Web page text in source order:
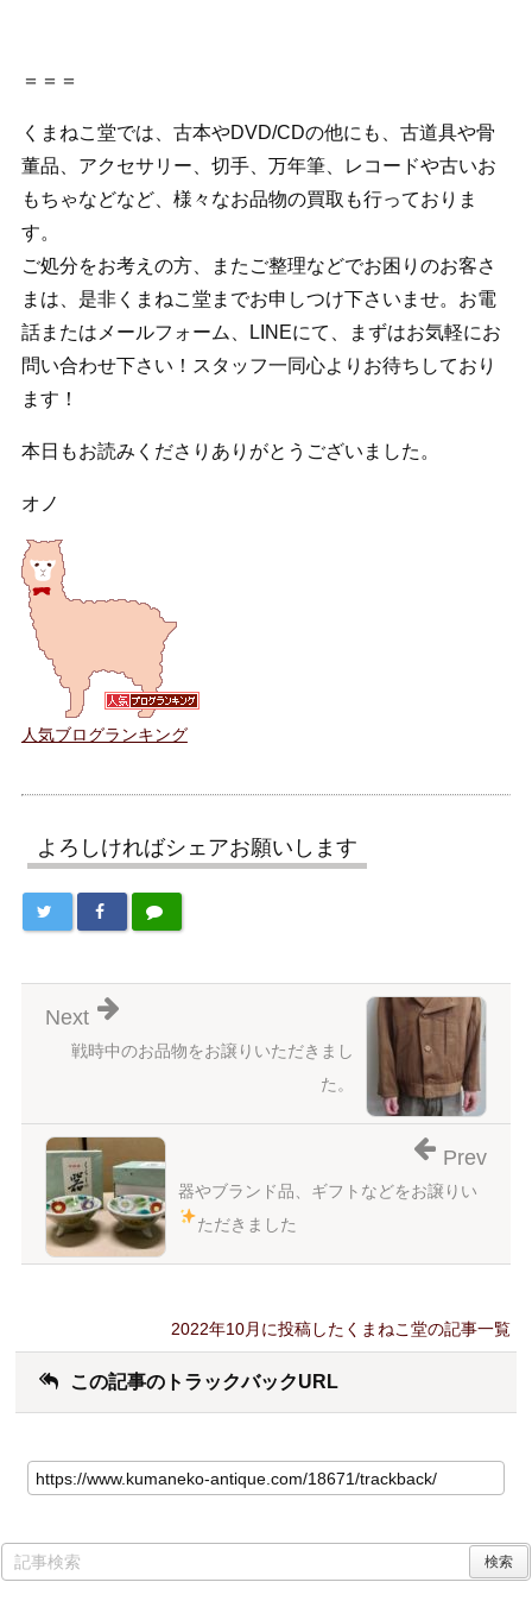
＝＝＝
くまねこ堂では、古本やDVD/CDの他にも、古道具や骨
董品、アクセサリー、切手、万年筆、レコードや古いお
もちゃなどなど、様々なお品物の買取も行っておりま
す。
ご処分をお考えの方、またご整理などでお困りのお客さ
まは、是非くまねこ堂までお申しつけ下さいませ。お電
話またはメールフォーム、LINEにて、まずはお気軽にお
問い合わせ下さい！スタッフ一同心よりお待ちしており
ます！
本日もお読みくださりありがとうございました。
オノ
人気ブログランキング
よろしければシェアお願いします
戦時中のお品物をお譲りいただきまし
た。
Next
器やブランド品、ギフトなどをお譲りい
ただきました
Prev
2022年10月に投稿したくまねこ堂の記事一覧
この記事のトラックバックURL